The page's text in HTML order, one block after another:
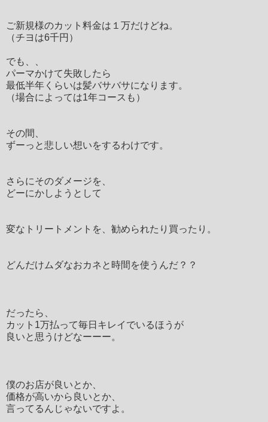
ご新規様のカット料金は１万だけどね。
（チヨは6千円）
でも、、
パーマかけて失敗したら
最低半年くらいは髪バサバサになります。
（場合によっては1年コースも）
その間、
ずーっと悲しい想いをするわけです。
さらにそのダメージを、
どーにかしようとして
変なトリートメントを、勧められたり買ったり。
どんだけムダなおカネと時間を使うんだ？？
だったら、
カット1万払って毎日キレイでいるほうが
良いと思うけどなーーー。
僕のお店が良いとか、
価格が高いから良いとか、
言ってるんじゃないですよ。